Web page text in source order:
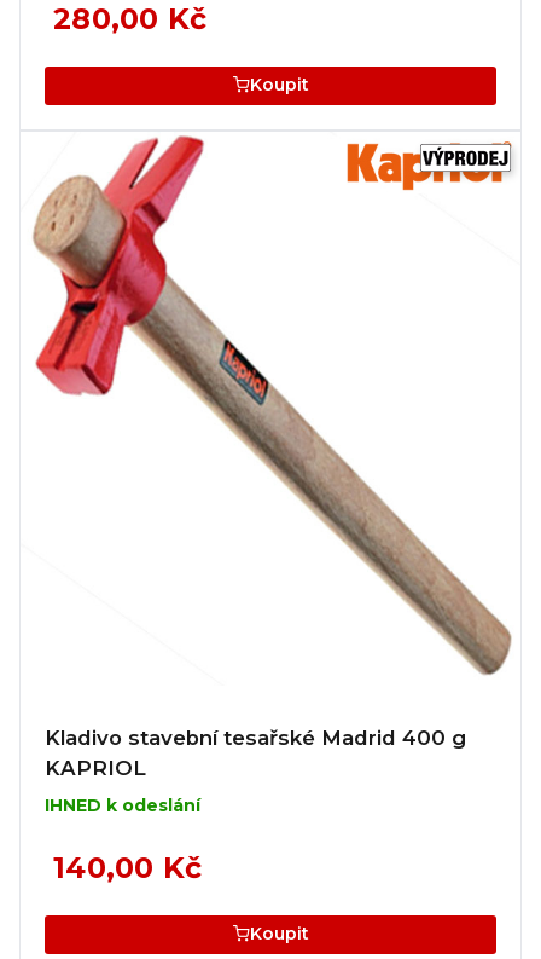
280,00 Kč
Koupit
Kladivo stavební tesařské Madrid 400 g
KAPRIOL
IHNED k odeslání
140,00 Kč
Koupit